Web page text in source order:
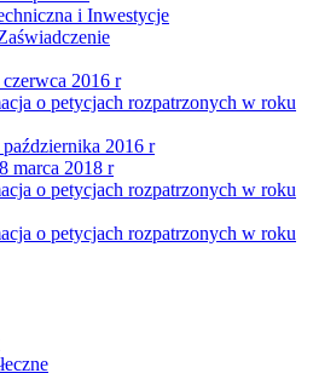
i Inwestycje
2016 r
o petycjach rozpatrzonych w roku
2016 r
marca 2018 r
o petycjach rozpatrzonych w roku
o petycjach rozpatrzonych w roku